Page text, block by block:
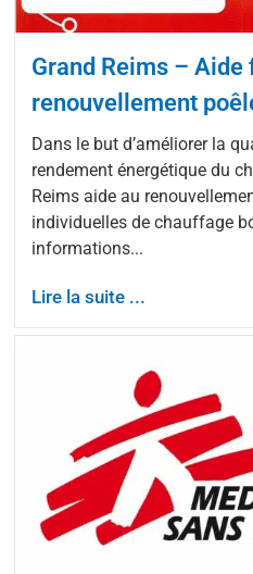
Grand Reims –
renouvellement
Dans le but d’améliorer la
rendement énergétique du
Reims aide au
individuelles de chauffage
informations...
Lire la suite ...